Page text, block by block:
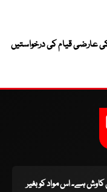
عارضی قیام کی درخواستیں
کاوش ہے۔ اس مواد کو بغیر